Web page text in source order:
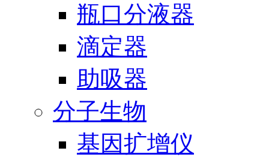
瓶口分液器
滴定器
助吸器
分子生物
基因扩增仪